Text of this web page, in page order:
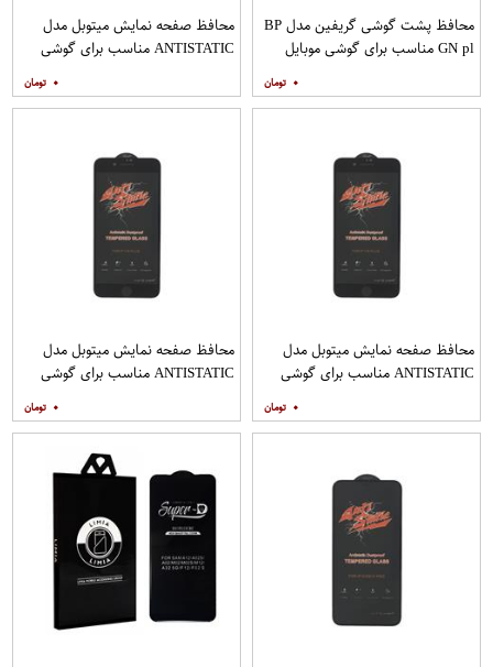
محافظ پشت گوشی گریفین مدل BP
GN pl مناسب برای گوشی موبایل
۰
محافظ صفحه نمایش میتوبل مدل
ANTISTATIC مناسب برای گوشی
۰
محافظ صفحه نمایش میتوبل مدل
ANTISTATIC مناسب برای گوشی
۰
محافظ صفحه نمایش میتوبل مدل
ANTISTATIC مناسب برای گوشی
۰